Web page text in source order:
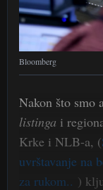
Bloomberg
Nakon što smo
listinga i
Krke i NLB-a, (
uvrštavanje na
za rukom.. )